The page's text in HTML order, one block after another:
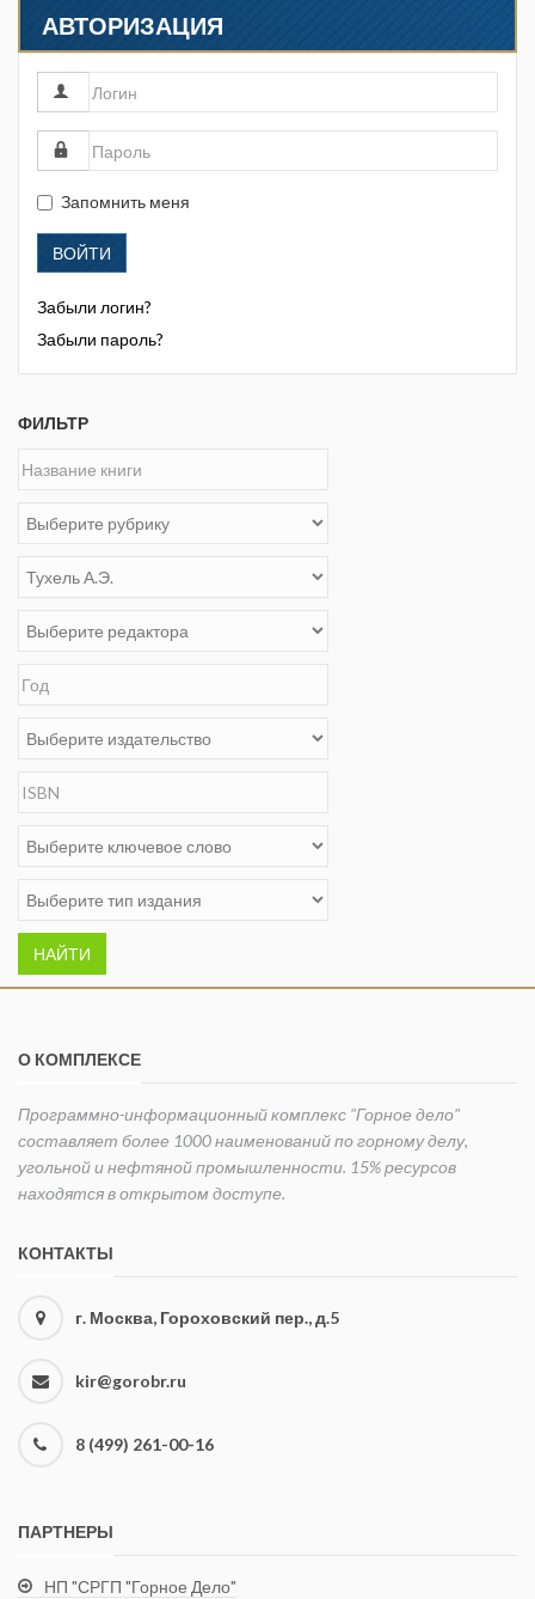
АВТОРИЗАЦИЯ
Запомнить меня
ВОЙТИ
Забыли логин?
Забыли пароль?
ФИЛЬТР
НАЙТИ
О КОМПЛЕКСЕ
Программно-информационный комплекс "Горное дело"
составляет более 1000 наименований по горному делу,
угольной и нефтяной промышленности. 15% ресурсов
находятся в открытом доступе.
КОНТАКТЫ
г. Москва, Гороховский пер., д.5
kir@gorobr.ru
8 (499) 261-00-16
ПАРТНЕРЫ
НП "СРГП "Горное Дело"